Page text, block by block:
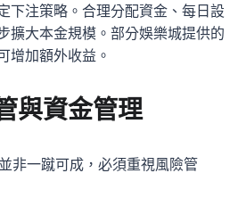
下注策略。合理分配資金、每日設
擴大本金規模。部分娛樂城提供的
增加額外收益。
與資金管理
非一蹴可成，必須重視風險管